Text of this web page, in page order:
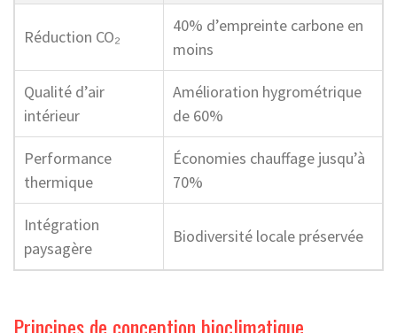
Réduction CO₂
40% d’empreinte carbone en
moins
Qualité d’air
intérieur
Amélioration hygrométrique
de 60%
Performance
thermique
Économies chauffage jusqu’à
70%
Intégration
paysagère
Biodiversité locale préservée